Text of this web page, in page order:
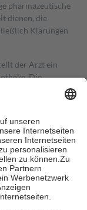
pharmazeutische
dienen, die
Klärungen
der Arzt ein
Die
Regel die
als Zuzahlung
Höhe von zehn
fünf Euround
die tatsächlichen
Apotheken.
die
Euro je